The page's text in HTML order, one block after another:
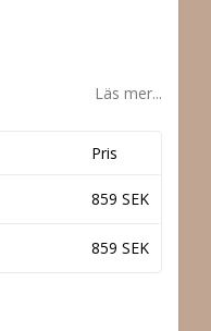
Läs mer...
Pris
859 SEK
859 SEK